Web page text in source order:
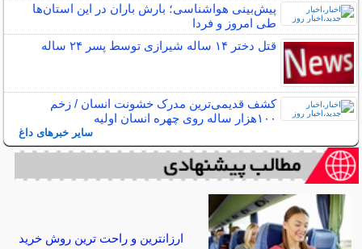
پیش‌بینی هواشناسی؛ بارش باران در این استان‌ها
طی امروز و فردا
قتل دختر ۱۴ ساله شیرازی توسط پسر ۲۴ ساله
کشف قدیمی‌ترین مدرک خشونت انسان / زخم
۱۰۰هزار ساله روی چهره انسان اولیه
سایر خبرهای داغ
ارزانترین و راحت ترین روش خرید